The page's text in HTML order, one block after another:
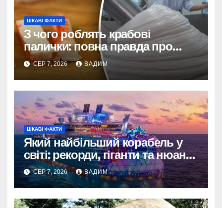
ЦІКАВІ ФАКТИ
З чого роблять крабові
палички: повна правда про
склад і виробництво
СЕР 7, 2026 ВАДИМ
ЦІКАВІ ФАКТИ
Який найбільший корабель у
світі: рекорди, гіганти та нюанси
вимірювання
СЕР 7, 2026 ВАДИМ